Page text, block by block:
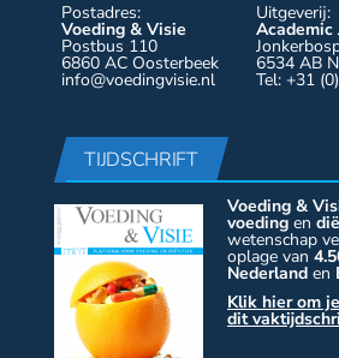
Postadres:
Voeding & Visie
Postbus 110
6860 AC Oosterbeek
info@voedingvisie.nl
Uitgeverij:
Academic
6534 AB
Tel: +31
TIJDSCHRIFT
Voeding &
voeding en
wetenschap
oplage van
Nederland en
Klik hier om
dit